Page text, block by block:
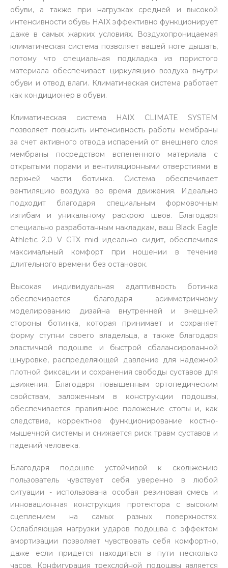
обуви, а также при нагрузках средней и высокой
интенсивности обувь HAIX эффективно функционирует
даже в самых жарких условиях. Воздухопроницаемая
климатическая система позволяет вашей ноге дышать,
потому что специальная подкладка из пористого
материала обеспечивает циркуляцию воздуха внутри
обуви и отвод влаги. Климатическая система работает
как кондиционер в обуви.
Климатическая система HAIX CLIMATE SYSTEM
позволяет повысить интенсивность работы мембраны
за счет активного отвода испарений от внешнего слоя
мембраны посредством вспененного материала с
открытыми порами и вентиляционными отверстиями в
верхней части ботинка. Система обеспечивает
вентиляцию воздуха во время движения. Идеально
подходит благодаря специальным формовочным
изгибам и уникальному раскрою швов. Благодаря
специально разработанным накладкам, ваш Black Eagle
Athletic 2.0 V GTX mid идеально сидит, обеспечивая
максимальный комфорт при ношении в течение
длительного времени без остановок.
Высокая индивидуальная адаптивность ботинка
обеспечивается благодаря асимметричному
моделированию дизайна внутренней и внешней
стороны ботинка, которая принимает и сохраняет
форму ступни своего владельца, а также благодаря
эластичной подошве и быстрой сбалансированной
шнуровке, распределяющей давление для надежной
плотной фиксации и сохранения свободы суставов для
движения. Благодаря повышенным ортопедическим
свойствам, заложенным в конструкции подошвы,
обеспечивается правильное положение стопы и, как
следствие, корректное функционирование костно-
мышечной системы и снижается риск травм суставов и
падений человека.
Благодаря подошве устойчивой к скольжению
пользователь чувствует себя уверенно в любой
ситуации - использована особая резиновая смесь и
инновационная конструкция протектора с высоким
сцеплением на самых разных поверхностях.
Ослабляющая нагрузки ударов подошва с эффектом
амортизации позволяет чувствовать себя комфортно,
даже если придется находиться в пути несколько
часов. Конфигурация трехслойной подошвы является